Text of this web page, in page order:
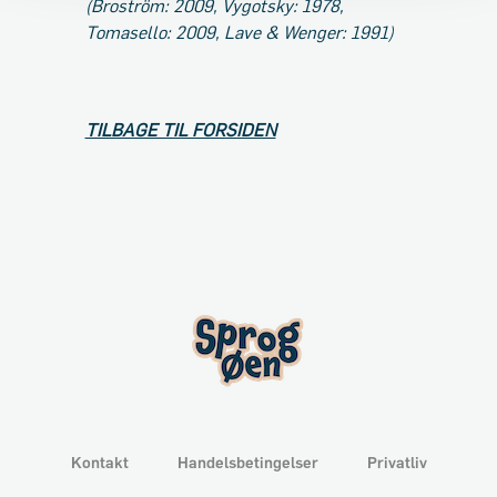
(Broström: 2009, Vygotsky: 1978,
Tomasello: 2009, Lave & Wenger: 1991)
TILBAGE TIL FORSIDEN
Kontakt Handelsbetingelser Privatliv